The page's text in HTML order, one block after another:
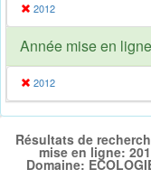
2012
Année mise en ligne
2012
Résultats de
mise en ligne:
Domaine: